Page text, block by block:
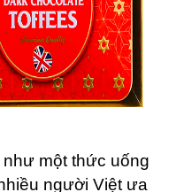
một thức uống
người Việt ưa